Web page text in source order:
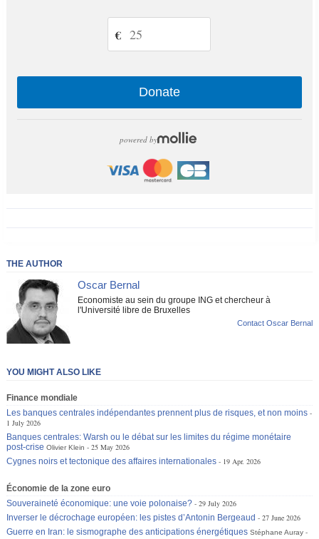
€
Donate
powered by
THE AUTHOR
Oscar Bernal
Economiste au sein du groupe ING et chercheur à
l'Université libre de Bruxelles
Contact Oscar Bernal
YOU MIGHT ALSO LIKE
Finance mondiale
Les banques centrales indépendantes prennent plus de risques, et non moins
1 July 2026
Banques centrales: Warsh ou le débat sur les limites du régime monétaire
post-crise Olivier Klein
25 May 2026
Cygnes noirs et tectonique des affaires internationales
19 Apr. 2026
Économie de la zone euro
Souveraineté économique: une voie polonaise?
29 July 2026
Inverser le décrochage européen: les pistes d’Antonin Bergeaud
27 June 2026
Guerre en Iran: le sismographe des anticipations énergétiques Stéphane Auray